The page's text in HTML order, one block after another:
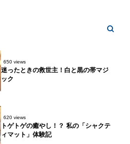
650 views
迷ったときの救世主！白と黒の帯マジ
ック
620 views
トゲトゲの癒やし！？ 私の「シャクテ
ィマット」体験記